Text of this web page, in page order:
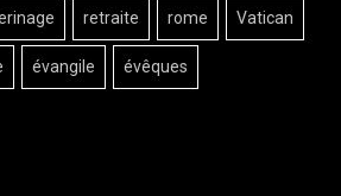
retraite rome Vatican
évangile évêques